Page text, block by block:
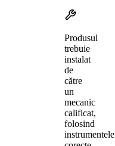
Produsul
trebuie
instalat
de
către
un
mecanic
calificat,
folosind
instrumentele